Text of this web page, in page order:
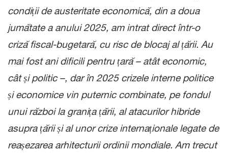
condiții de austeritate economică, din a doua
jumătate a anului 2025, am intrat direct într-o
criză fiscal-bugetară, cu risc de blocaj al țării. Au
mai fost ani dificili pentru țară – atât economic,
cât și politic –, dar în 2025 crizele interne politice
și economice vin puternic combinate, pe fondul
unui război la granița țării, al atacurilor hibride
asupra țării și al unor crize internaționale legate de
reașezarea arhitecturii ordinii mondiale. Am trecut